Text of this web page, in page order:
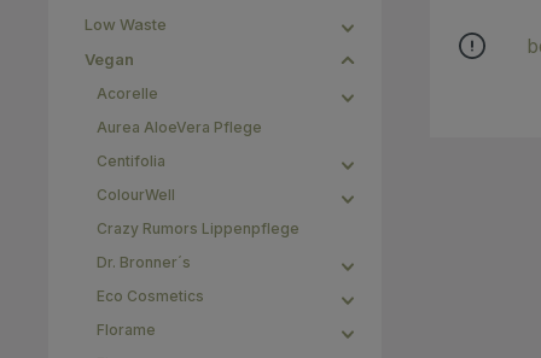
Low Waste
Vegan
Acorelle
Aurea AloeVera Pflege
Centifolia
ColourWell
Crazy Rumors Lippenpflege
Dr. Bronner´s
Eco Cosmetics
Florame
sanfte